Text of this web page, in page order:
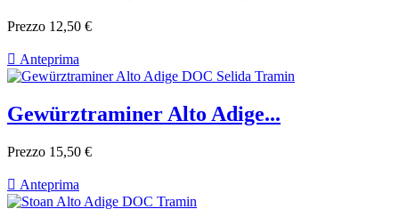
Prezzo 12,50 €
 Anteprima
Gewürztraminer Alto Adige...
Prezzo 15,50 €
 Anteprima